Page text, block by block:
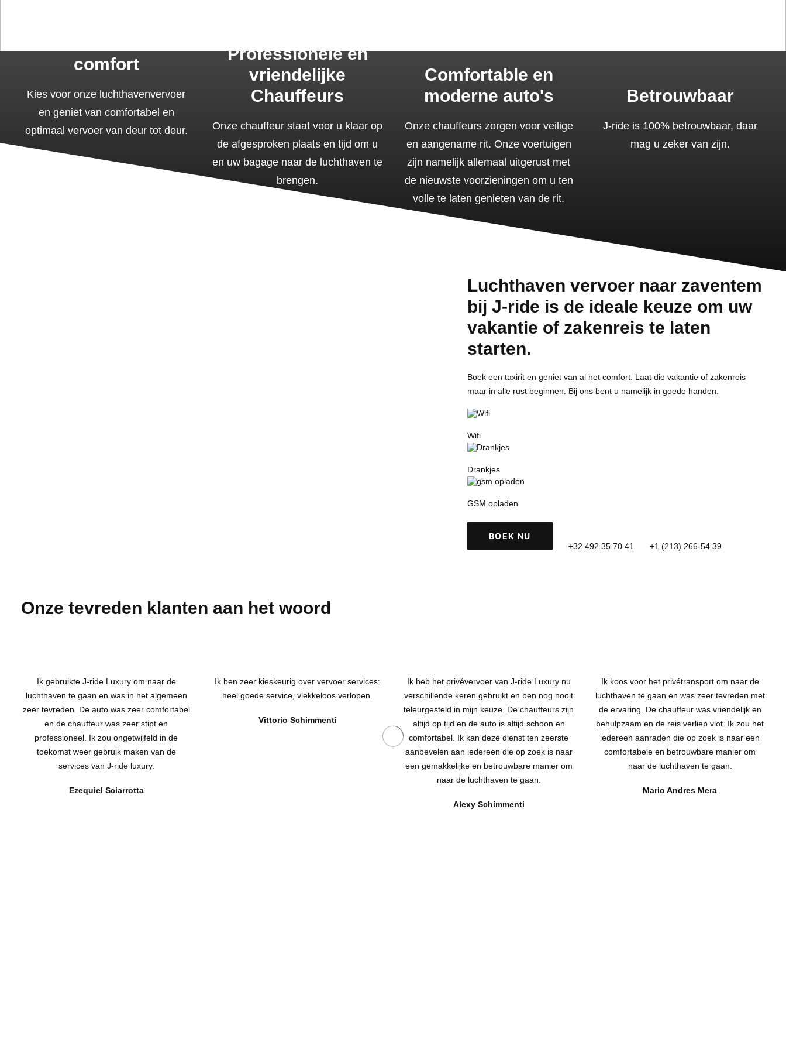
comfort
Kies voor onze luchthavenvervoer
en geniet van comfortabel en
optimaal vervoer van deur tot deur.
Professionele en
vriendelijke
Chauffeurs
Onze chauffeur staat voor u klaar op
de afgesproken plaats en tijd om u
en uw bagage naar de luchthaven te
brengen.
Comfortable en
moderne auto's
Onze chauffeurs zorgen voor veilige
en aangename rit. Onze voertuigen
zijn namelijk allemaal uitgerust met
de nieuwste voorzieningen om u ten
volle te laten genieten van de rit.
Betrouwbaar
J-ride is 100% betrouwbaar, daar
mag u zeker van zijn.
Luchthaven vervoer naar zaventem
bij J-ride is de ideale keuze om uw
vakantie of zakenreis te laten
starten.
Boek een taxirit en geniet van al het comfort. Laat die vakantie of zakenreis
maar in alle rust beginnen. Bij ons bent u namelijk in goede handen.
Wifi
Drankjes
GSM opladen
BOEK NU
+32 492 35 70 41 +1 (213) 266-54 39
Onze tevreden klanten aan het woord
Ik gebruikte J-ride Luxury om naar de
luchthaven te gaan en was in het algemeen
zeer tevreden. De auto was zeer comfortabel
en de chauffeur was zeer stipt en
professioneel. Ik zou ongetwijfeld in de
toekomst weer gebruik maken van de
services van J-ride luxury.
Ezequiel Sciarrotta
Ik ben zeer kieskeurig over vervoer services:
heel goede service, vlekkeloos verlopen.
Vittorio Schimmenti
Ik heb het privévervoer van J-ride Luxury nu
verschillende keren gebruikt en ben nog nooit
teleurgesteld in mijn keuze. De chauffeurs zijn
altijd op tijd en de auto is altijd schoon en
comfortabel. Ik kan deze dienst ten zeerste
aanbevelen aan iedereen die op zoek is naar
een gemakkelijke en betrouwbare manier om
naar de luchthaven te gaan.
Alexy Schimmenti
Ik koos voor het privétransport om naar de
luchthaven te gaan en was zeer tevreden met
de ervaring. De chauffeur was vriendelijk en
behulpzaam en de reis verliep vlot. Ik zou het
iedereen aanraden die op zoek is naar een
comfortabele en betrouwbare manier om
naar de luchthaven te gaan.
Mario Andres Mera